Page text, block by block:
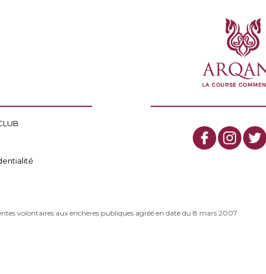
volontaires aux enchères publiques agréé en date du 8 mars 2007